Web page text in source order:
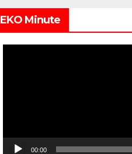
EKO Minute
00:00